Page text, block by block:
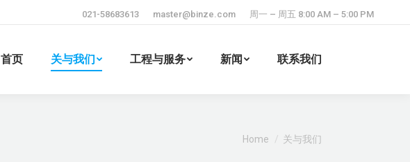
021-58683613 master@binze.com 周一 – 周五 8:00 AM – 5:00 PM
首页 关与我们 工程与服务 新闻 联系我们
You are here:
Home 关与我们